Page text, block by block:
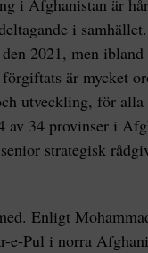
i Afghanistan är
i
2021, men
är mycket
utveckling, för alla
av 34 provinser i
strategisk
Enligt
e-Pul i norra